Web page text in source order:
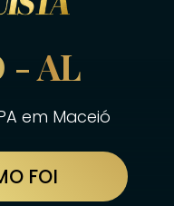
- AL
em Maceió
FOI